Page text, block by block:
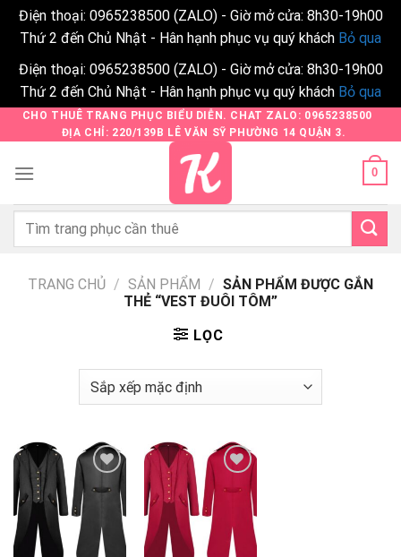
Điện thoại: 0965238500 (ZALO) - Giờ mở cửa: 8h30-19h00
Thứ 2 đến Chủ Nhật - Hân hạnh phục vụ quý khách Bỏ qua
Điện thoại: 0965238500 (ZALO) - Giờ mở cửa: 8h30-19h00
Thứ 2 đến Chủ Nhật - Hân hạnh phục vụ quý khách Bỏ qua
Skip
to
CHO THUÊ TRANG PHỤC BIỂU DIỄN. CHAT ZALO: 0965238500
ĐỊA CHỈ: 220/139B LÊ VĂN SỸ PHƯỜNG 14 QUẬN 3.
0
Tìm
TRANG CHỦ / SẢN PHẨM / SẢN PHẨM ĐƯỢC GẮN
THẺ “VEST ĐUÔI TÔM”
LỌC
Wishlist
Wishlist